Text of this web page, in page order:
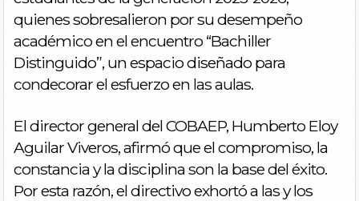
quienes sobresalieron por su desempeño
académico en el encuentro “Bachiller
Distinguido”, un espacio diseñado para
condecorar el esfuerzo en las aulas.
​El director general del COBAEP, Humberto Eloy
Aguilar Viveros, afirmó que el compromiso, la
constancia y la disciplina son la base del éxito.
Por esta razón, el directivo exhortó a las y los